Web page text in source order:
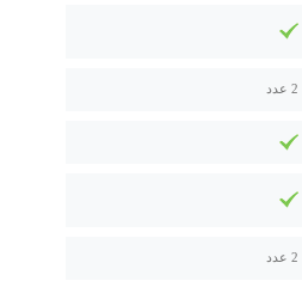
2 عدد
2 عدد